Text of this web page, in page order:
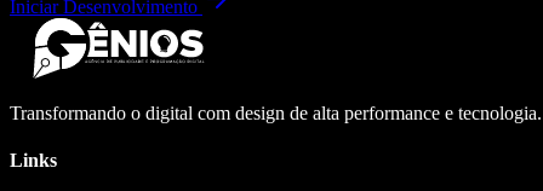
Iniciar Desenvolvimento
Transformando o digital com design de alta performance e
Links